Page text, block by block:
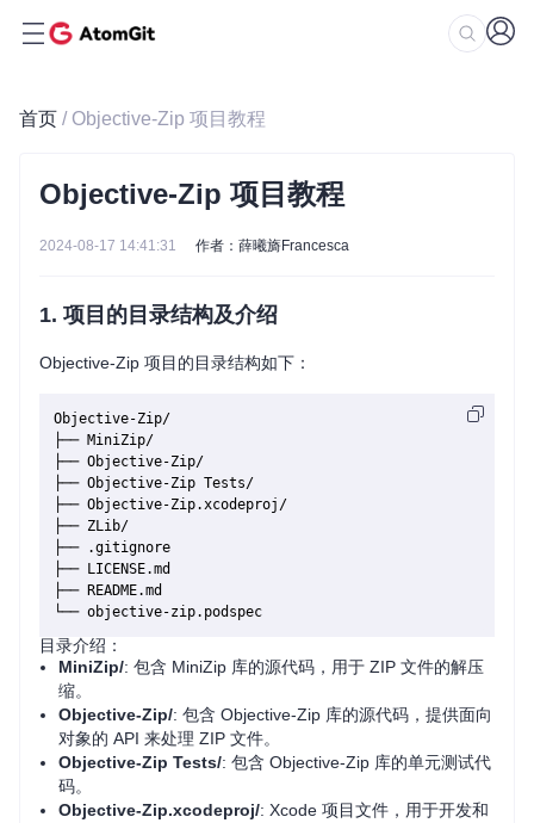
首页 / Objective-Zip 项目教程
Objective-Zip 项目教程
2024-08-17 14:41:31 作者：薛曦旖Francesca
1. 项目的目录结构及介绍
Objective-Zip 项目的目录结构如下：
Objective-Zip/
├── MiniZip/
├── Objective-Zip/
├── Objective-Zip Tests/
├── Objective-Zip.xcodeproj/
├── ZLib/
├── .gitignore
├── LICENSE.md
├── README.md
目录介绍：
MiniZip/: 包含 MiniZip 库的源代码，用于 ZIP 文件的解压
缩。
Objective-Zip/: 包含 Objective-Zip 库的源代码，提供面向
对象的 API 来处理 ZIP 文件。
Objective-Zip Tests/: 包含 Objective-Zip 库的单元测试代
码。
Objective-Zip.xcodeproj/: Xcode 项目文件，用于开发和